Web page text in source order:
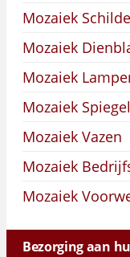
Mozaiek
Mozaiek
Mozaiek
Mozaiek
Mozaiek Vazen
Mozaiek
Mozaiek
Bezorging aan